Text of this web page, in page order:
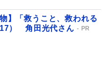
物】「救うこと、救われる
） 角田光代さん
PR